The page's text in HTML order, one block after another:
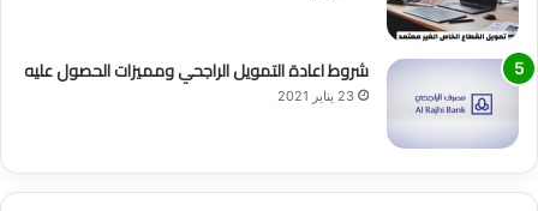
شروط اعادة التمويل الراجحي ومميزات الحصول عليه
23 يناير 2021